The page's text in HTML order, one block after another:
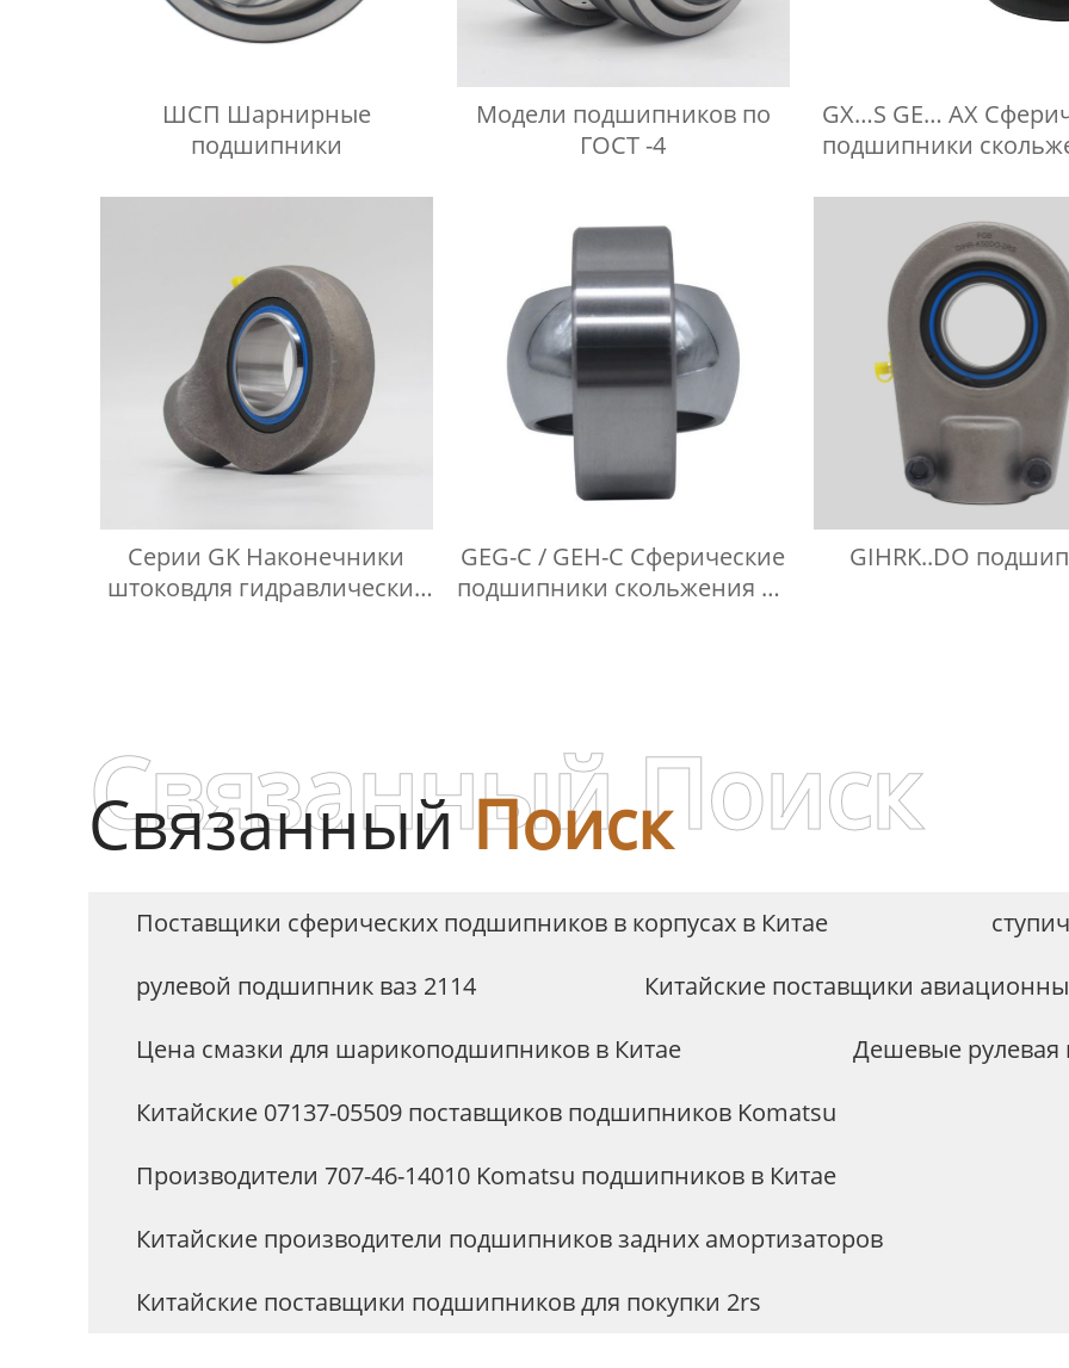
ШСП Шарнирные
подшипники
Модели подшипников по
ГОСТ -4
GX…S GE… AX
подшипники
Серии GK Наконечники
штоковдля гидравлических
GEG-C / GEH-C Сферические
подшипники скольжения не
GIHRK..DO
СвязанныйПоиск
Связанный Поиск
Поставщики сферических подшипников в корпусах в Китае
рулевой подшипник ваз 2114
Китайские поставщики
Цена смазки для шарикоподшипников в Китае
Дешевые
Китайские 07137-05509 поставщиков подшипников Komatsu
Производители 707-46-14010 Komatsu подшипников в Китае
Китайские производители подшипников задних амортизаторов
Китайские поставщики подшипников для покупки 2rs